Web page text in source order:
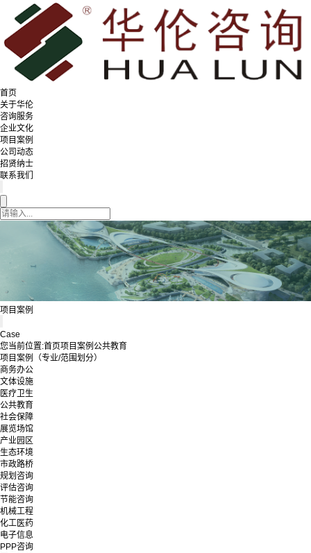
首页
关于华伦
咨询服务
企业文化
项目案例
公司动态
招贤纳士
联系我们
项目案例
Case
您当前位置:首页项目案例 公共教育
项目案例（专业/范围划分）
商务办公
文体设施
医疗卫生
公共教育
社会保障
展览场馆
产业园区
生态环境
市政路桥
规划咨询
评估咨询
节能咨询
机械工程
化工医药
电子信息
PPP咨询